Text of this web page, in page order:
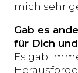
mich sehr
Gab es
für Dich
Es gab